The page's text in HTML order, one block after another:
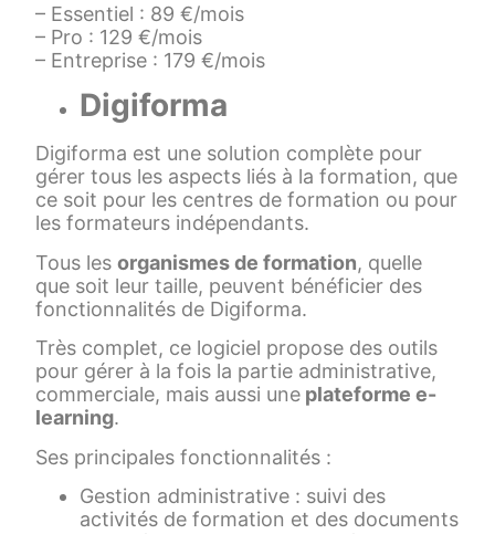
– Essentiel : 89 €/mois
– Pro : 129 €/mois
– Entreprise : 179 €/mois
Digiforma
Digiforma est une solution complète pour
gérer tous les aspects liés à la formation, que
ce soit pour les centres de formation ou pour
les formateurs indépendants.
Tous lesorganismes de formation, quelle
que soit leur taille, peuvent bénéficier des
fonctionnalités de Digiforma.
Très complet, ce logiciel propose des outils
pour gérer à la fois la partie administrative,
commerciale, mais aussi une plateforme e-
learning.
Ses principales fonctionnalités :
Gestion administrative : suivi des
activités de formation et des documents